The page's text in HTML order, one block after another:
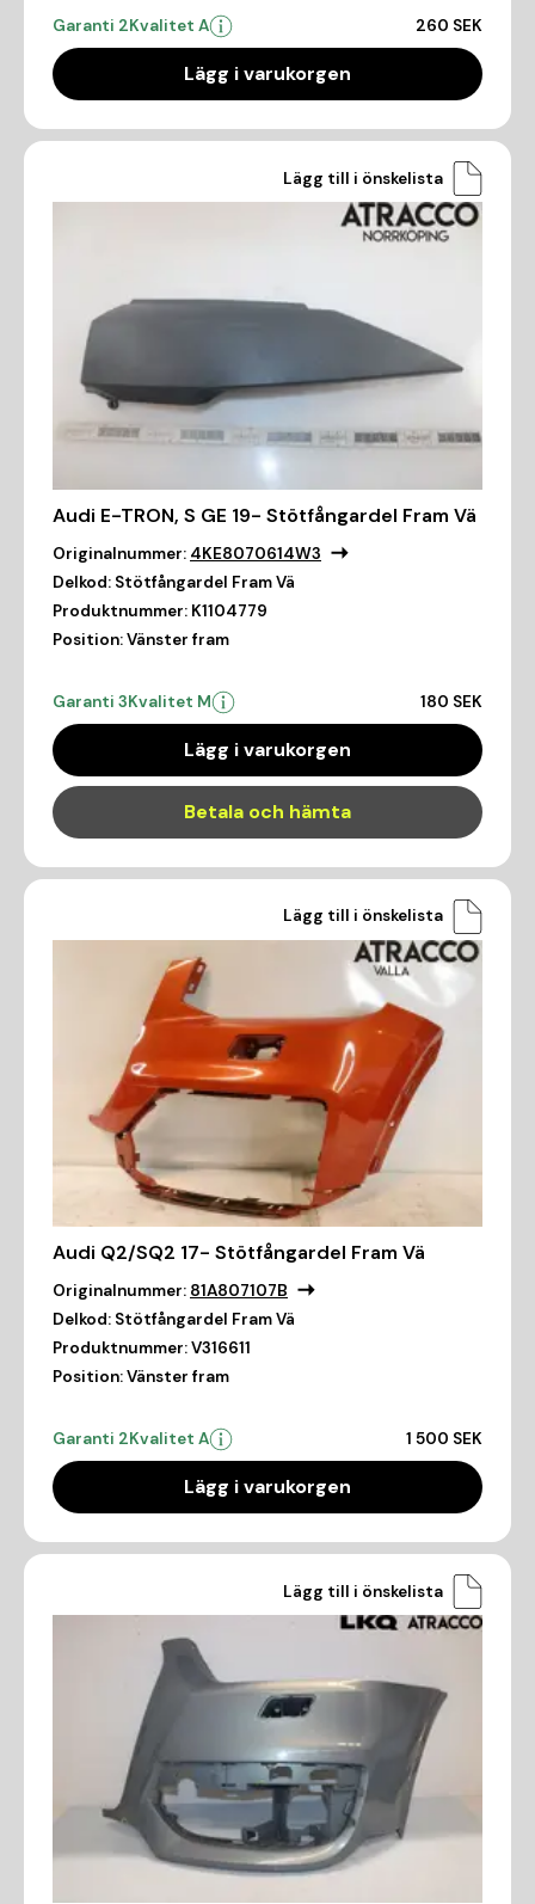
Garanti 2Kvalitet A 260 SEK
Lägg i varukorgen
Lägg till i önskelista
Audi E-TRON, S GE 19- Stötfångardel Fram Vä
Originalnummer: 4KE8070614W3
Delkod: Stötfångardel Fram Vä
Produktnummer: K1104779
Position:Vänster fram
Garanti 3Kvalitet M 180 SEK
Lägg i varukorgen
Betala och hämta
Lägg till i önskelista
Audi Q2/SQ2 17- Stötfångardel Fram Vä
Originalnummer: 81A807107B
Delkod: Stötfångardel Fram Vä
Produktnummer:V316611
Position:Vänster fram
Garanti 2Kvalitet A 1 500 SEK
Lägg i varukorgen
Lägg till i önskelista